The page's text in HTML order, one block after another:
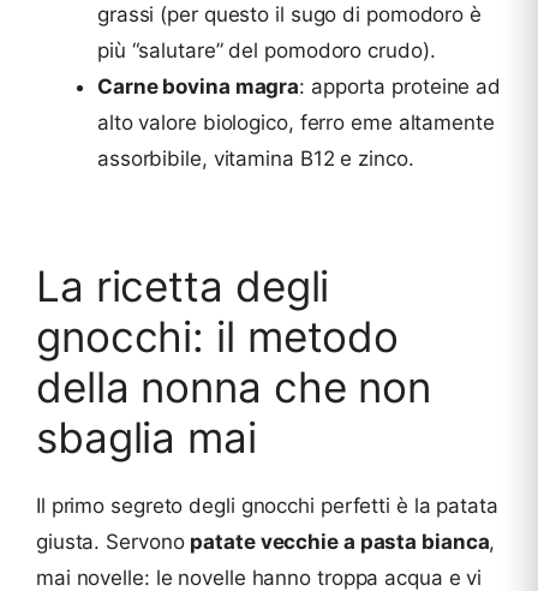
grassi (per questo il sugo di pomodoro è
più “salutare” del pomodoro crudo).
Carne bovina magra: apporta proteine ad
alto valore biologico, ferro eme altamente
assorbibile, vitamina B12 e zinco.
La ricetta degli
gnocchi: il metodo
della nonna che non
sbaglia mai
Il primo segreto degli gnocchi perfetti è la patata
giusta. Servono patate vecchie a pasta bianca,
mai novelle: le novelle hanno troppa acqua e vi